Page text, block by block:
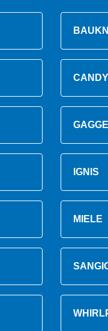
CANDY
IGNIS
MIELE